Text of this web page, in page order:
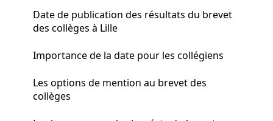
Date de publication des résultats du brevet
des collèges à Lille
Importance de la date pour les collégiens
Les options de mention au brevet des
collèges